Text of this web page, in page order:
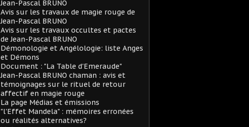
Jean-Pascal BRUNO
Avis sur les travaux de magie rouge de
Jean-Pascal BRUNO
Avis sur les travaux occultes et pactes
de Jean-Pascal BRUNO
Démonologie et Angélologie: liste Anges
et Démons
Document : "La Table d'Emeraude"
Jean-Pascal BRUNO chaman : avis et
témoignages sur le rituel de retour
affectif en magie rouge
La page Médias et émissions
"l'Effet Mandela" : mémoires erronées
ou réalités alternatives?